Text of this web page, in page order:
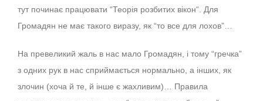
тут починає працювати “Теорія розбитих вікон“. Для
Громадян не має такого виразу, як “то все для лохов”…
На превеликий жаль в нас мало Громадян, і тому “гречка”
з одних рук в нас сприймається нормально, а інших, як
злочин (хоча й те, й інше є жахливим)… Правила